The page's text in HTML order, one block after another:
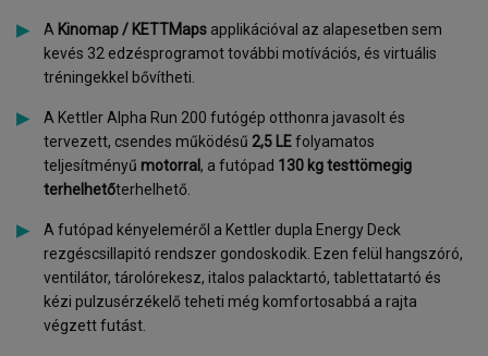
A Kinomap / KETTMaps applikációval az alapesetben sem
kevés 32 edzésprogramot további motívációs, és virtuális
tréningekkel bővítheti.
A Kettler Alpha Run 200 futógép otthonra javasolt és
tervezett, csendes működésű 2,5 LEfolyamatos
teljesítményű motorral, a futópad 130 kg testtömegig
terhelhetőterhelhető.
A futópad kényeleméről a Kettler dupla Energy Deck
rezgéscsillapitó rendszer gondoskodik. Ezen felül hangszóró,
ventilátor, tárolórekesz, italos palacktartó, tablettatartó és
kézi pulzusérzékelő teheti még komfortosabbá a rajta
végzett futást.